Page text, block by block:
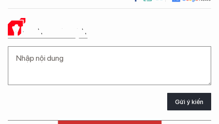
Ý KIẾN CỦA BẠN
Gửi ý kiến